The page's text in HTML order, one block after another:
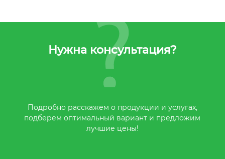
Нужна консультация?
Подробно расскажем о продукции и услугах,
подберем оптимальный вариант и предложим
лучшие цены!